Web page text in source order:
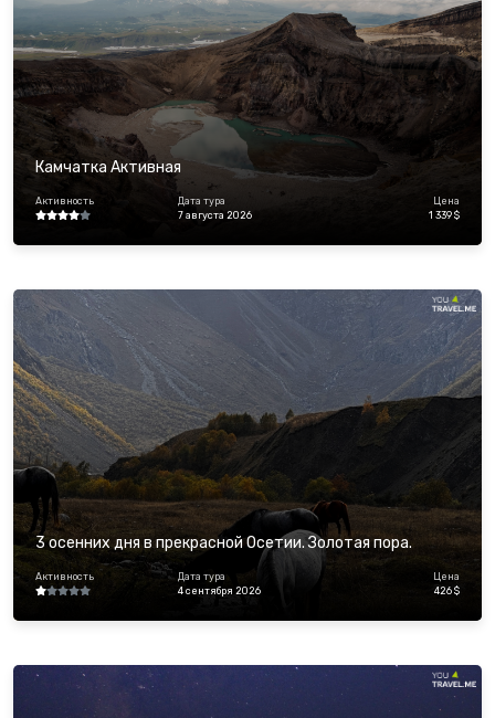
Камчатка Активная
Активность
Дата тура
7 августа 2026
Цена
1 339 $
3 осенних дня в прекрасной Осетии. Золотая пора.
Активность
Дата тура
4 сентября 2026
Цена
426 $